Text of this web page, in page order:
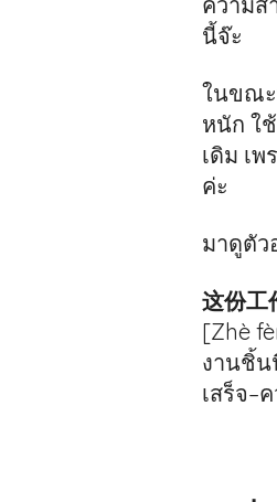
นี้จ๊ะ
ในขณะ
หนัก ใ
เดิม เ
ค่ะ
มาดูตัว
这份工
[Zhè
งานชิ้น
เสร็จ–